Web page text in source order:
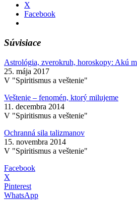
X
Facebook
Súvisiace
Astrológia, zverokruh, horoskopy: Akú
25. mája 2017
V "Spiritismus a veštenie"
Veštenie – fenomén, ktorý milujeme
11. decembra 2014
V "Spiritismus a veštenie"
Ochranná sila talizmanov
15. novembra 2014
V "Spiritismus a veštenie"
Facebook
X
Pinterest
WhatsApp